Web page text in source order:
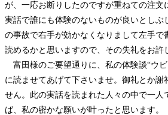
が、一応お断りしたのですが重ねての注文
実話で誰にも体験のないものが良いとしぶ
の事故で右手が効かなくなりまして左手で
読めるかと思いますので、その失礼をお許
富田様のご要望通りに、私の体験談“ウ
に読ませてあげて下さいませ。御礼とか謝
せん。此の実話を読まれた人々の中で一人
ば、私の密かな願いが叶ったと思います。